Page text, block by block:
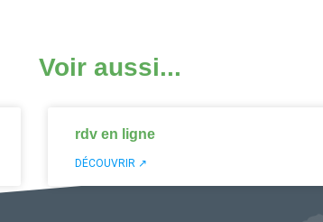
Voir aussi...
rdv en ligne
DÉCOUVRIR ↗